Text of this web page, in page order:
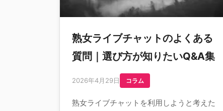
熟女ライブチャットのよくある
質問｜選び方が知りたいQ&A集
2026年4月29日 コラム
熟女ライブチャットを利用しようと考えた